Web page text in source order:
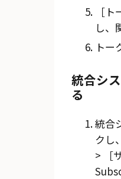
ト
し、
トー
統合シ
る
統合
クし